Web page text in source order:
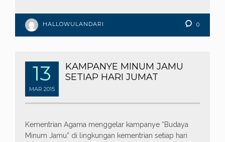
HALLOWULANDARI 0
13
MAR 2015
KAMPANYE MINUM JAMU
SETIAP HARI JUMAT
Kementrian Agama menggelar kampanye “Budaya
Minum Jamu” di lingkungan kementrian setiap hari